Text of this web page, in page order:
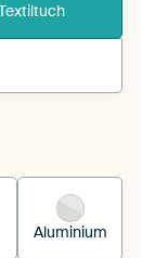
in
Aluminium